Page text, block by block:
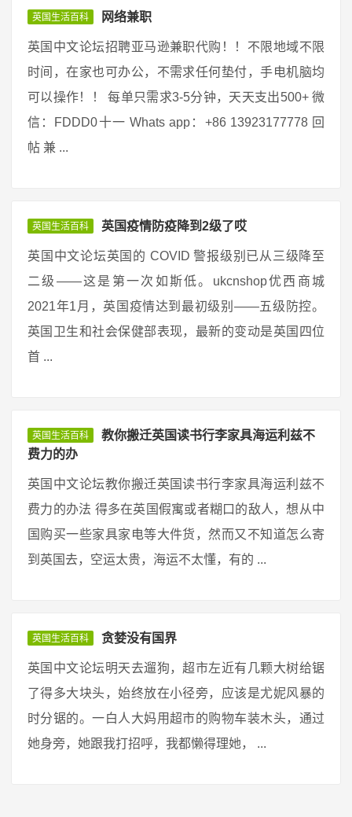
英国生活百科 网络兼职
英国中文论坛招聘亚马逊兼职代购！！不限地域不限
时间，在家也可办公，不需求任何垫付，手电机脑均
可以操作！！ 每单只需求3-5分钟，天天支出500+ 微
信：FDDD0十一 Whats app：+86 13923177778 回
帖 兼 ...
英国生活百科 英国疫情防疫降到2级了哎
英国中文论坛英国的 COVID 警报级别已从三级降至
二级——这是第一次如斯低。ukcnshop优西商城
2021年1月，英国疫情达到最初级别——五级防控。
英国卫生和社会保健部表现，最新的变动是英国四位
首 ...
英国生活百科
教你搬迁英国读书行李家具海运利兹不
费力的办
英国中文论坛教你搬迁英国读书行李家具海运利兹不
费力的办法 得多在英国假寓或者糊口的敌人，想从中
国购买一些家具家电等大件货，然而又不知道怎么寄
到英国去，空运太贵，海运不太懂，有的 ...
英国生活百科 贪婪没有国界
英国中文论坛明天去遛狗，超市左近有几颗大树给锯
了得多大块头，始终放在小径旁，应该是尤妮风暴的
时分锯的。一白人大妈用超市的购物车装木头，通过
她身旁，她跟我打招呼，我都懒得理她， ...